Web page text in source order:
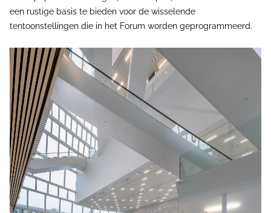
een rustige basis te bieden voor de wisselende
tentoonstellingen die in het Forum worden geprogrammeerd.